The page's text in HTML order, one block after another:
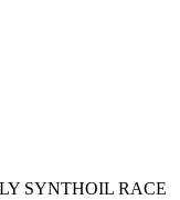
SYNTHOIL RACE